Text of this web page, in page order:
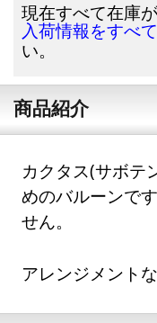
現在すべて在庫が
入荷情報をすべ
い。
商品紹介
カクタス(サボテ
めのバルーンで
せん。
アレンジメント